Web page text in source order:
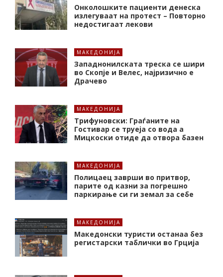
Онколошките пациенти денеска
излегуваат на протест – Повторно
недостигаат лекови
МАКЕДОНИЈА
Западнонилската треска се шири
во Скопје и Велес, најризично е
Драчево
МАКЕДОНИЈА
Трифуновски: Граѓаните на
Гостивар се труеја со вода а
Мицкоски отиде да отвора базен
МАКЕДОНИЈА
Полицаец заврши во притвор,
парите од казни за погрешно
паркирање си ги земал за себе
МАКЕДОНИЈА
Македонски туристи останаа без
регистарски таблички во Грција